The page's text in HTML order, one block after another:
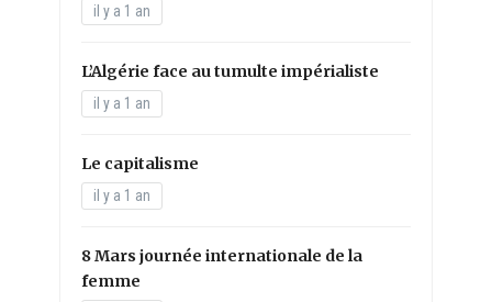
il y a 1 an
L’Algérie face au tumulte impérialiste
il y a 1 an
Le capitalisme
il y a 1 an
8 Mars journée internationale de la
femme